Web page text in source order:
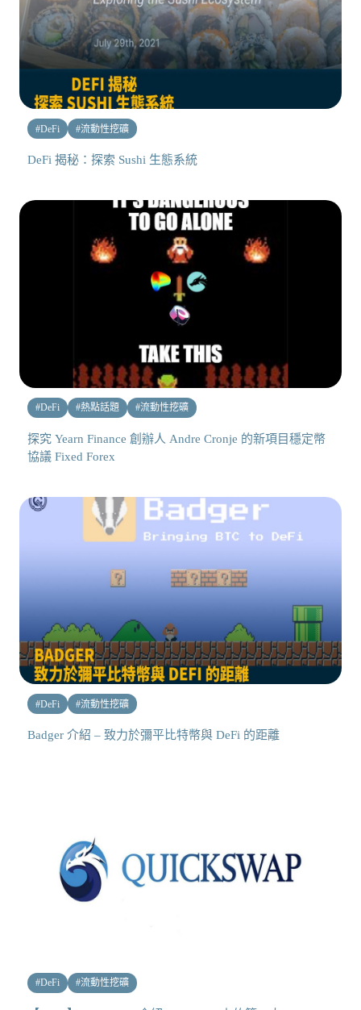
#DeFi #流動性挖礦
DeFi 揭秘：探索 Sushi 生態系統
#DeFi #熱點話題 #流動性挖礦
探究 Yearn Finance 創辦人 Andre Cronje 的新項目穩定幣
協議 Fixed Forex
#DeFi #流動性挖礦
Badger 介紹 – 致力於彌平比特幣與 DeFi 的距離
#DeFi #流動性挖礦